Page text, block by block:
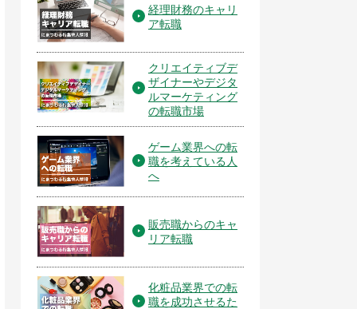
経理財務のキャリ
ア転職
クリエイティブデ
ザイナーやデジタ
ルマーケティング
の転職市場
ゲーム業界への転
職を考えている人
へ
販売職からのキャ
リア転職
化粧品業界での転
職を成功させるた